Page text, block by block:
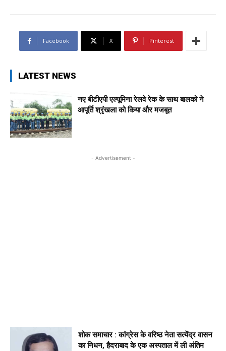
Facebook X Pinterest
LATEST NEWS
नए बीटीएपी एल्यूमिना रेलवे रेक के साथ बालको ने
आपूर्ति श्रृंखला को किया और मजबूत
- Advertisement -
शोक समाचार : कांग्रेस के वरिष्ठ नेता सत्येंद्र वासन
का निधन, हैदराबाद के एक अस्पताल में ली अंतिम